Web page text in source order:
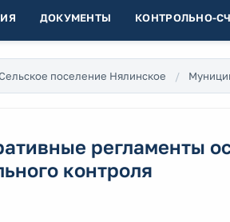
ДОКУМЕНТЫ КОНТРОЛЬНО-
поселение Нялинское
регламенты
контроля